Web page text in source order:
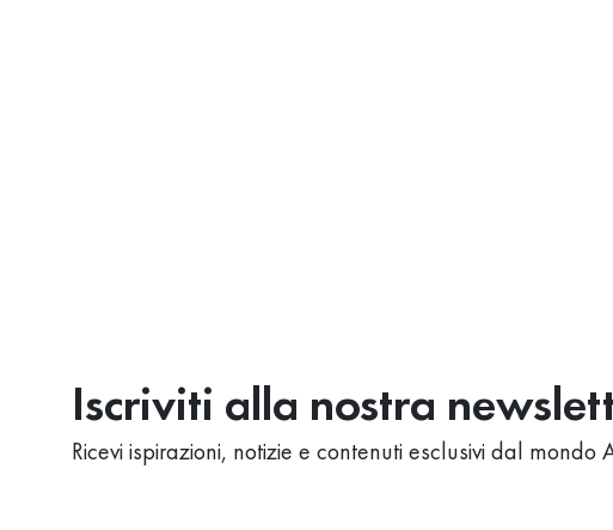
Iscriviti alla nostra
Ricevi ispirazioni, notizie e contenuti esclusivi dal mondo